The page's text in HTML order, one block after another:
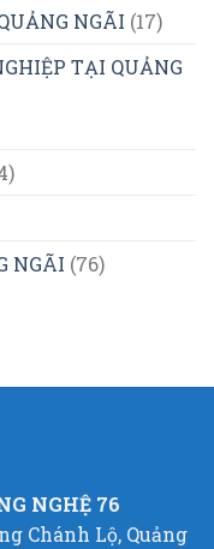
NGÃI (17)
TẠI QUẢNG
NGÃI (76)
NGHỆ 76
Chánh Lộ, Quảng